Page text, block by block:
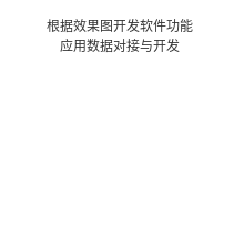
根据效果图开发软件功能
应用数据对接与开发